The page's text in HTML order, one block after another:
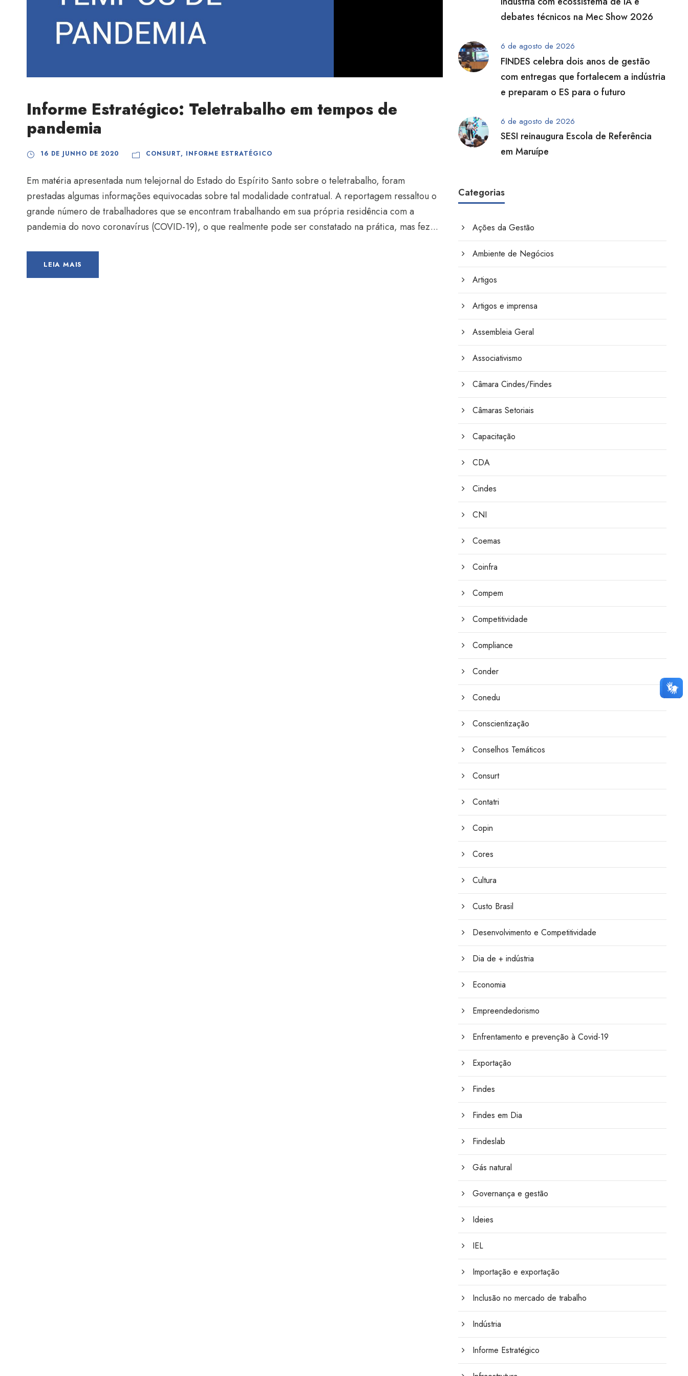
Informe Estratégico: Teletrabalho em tempos de
pandemia
16 DE JUNHO DE 2020 CONSURT, INFORME ESTRATÉGICO
Em matéria apresentada num telejornal do Estado do Espírito Santo sobre o teletrabalho, foram
prestadas algumas informações equivocadas sobre tal modalidade contratual. A reportagem ressaltou o
grande número de trabalhadores que se encontram trabalhando em sua própria residência com a
pandemia do novo coronavírus (COVID-19), o que realmente pode ser constatado na prática, mas fez...
LEIA MAIS
debates técnicos na Mec Show 2026
6 de agosto de 2026
FINDES celebra dois anos de gestão
com entregas que fortalecem a indústria
e preparam o ES para o futuro
6 de agosto de 2026
SESI reinaugura Escola de Referência
em Maruípe
Categorias
Ações da Gestão
Ambiente de Negócios
Artigos
Artigos e imprensa
Assembleia Geral
Associativismo
Câmara Cindes/Findes
Câmaras Setoriais
Capacitação
CDA
Cindes
CNI
Coemas
Coinfra
Compem
Competitividade
Compliance
Conder
Conedu
Conscientização
Conselhos Temáticos
Consurt
Contatri
Copin
Cores
Cultura
Custo Brasil
Desenvolvimento e Competitividade
Dia de + indústria
Economia
Empreendedorismo
Enfrentamento e prevenção à Covid-19
Exportação
Findes
Findes em Dia
Findeslab
Gás natural
Governança e gestão
Ideies
IEL
Importação e exportação
Inclusão no mercado de trabalho
Indústria
Informe Estratégico